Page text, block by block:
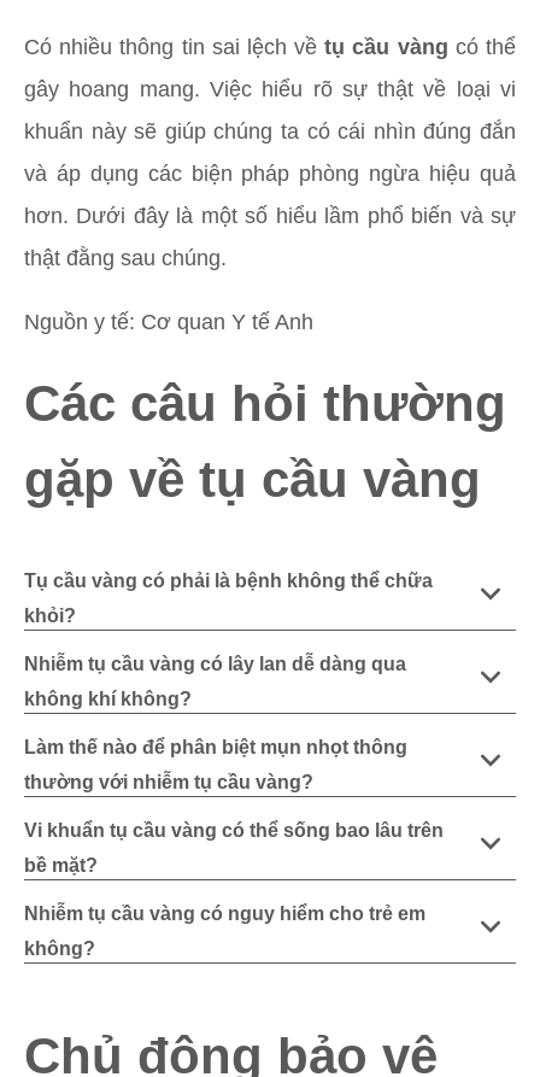
Có nhiều thông tin sai lệch vềtụ cầu vàng có thể
gây hoang mang. Việc hiểu rõ sự thật về loại vi
khuẩn này sẽ giúp chúng ta có cái nhìn đúng đắn
và áp dụng các biện pháp phòng ngừa hiệu quả
hơn. Dưới đây là một số hiểu lầm phổ biến và sự
thật đằng sau chúng.
Nguồn y tế: Cơ quan Y tế Anh
Các câu hỏi thường
gặp về tụ cầu vàng
Tụ cầu vàng có phải là bệnh không thể chữa
khỏi?
Nhiễm tụ cầu vàng có lây lan dễ dàng qua
không khí không?
Làm thế nào để phân biệt mụn nhọt thông
thường với nhiễm tụ cầu vàng?
Vi khuẩn tụ cầu vàng có thể sống bao lâu trên
bề mặt?
Nhiễm tụ cầu vàng có nguy hiểm cho trẻ em
không?
Chủ động bảo vệ